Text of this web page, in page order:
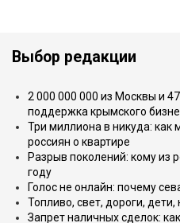
Выбор редакции
2 000 000 000 из Москвы и
поддержка крымского
Три миллиона в никуда:
россиян о квартире
Разрыв поколений: кому из
году
Голос не онлайн: почему
Топливо, свет, дороги,
Запрет наличных сделок: